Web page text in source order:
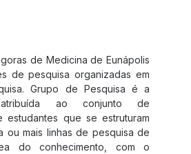
de Medicina de Eunápolis
de pesquisa organizadas em
Grupo de Pesquisa é a
atribuída ao conjunto de
estudantes que se estruturam
ou mais linhas de pesquisa de
do conhecimento, com o